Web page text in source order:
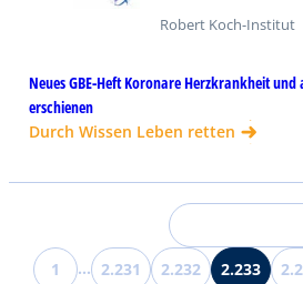
Robert Koch-Institut
Neues GBE-Heft Koronare Herzkrankheit
erschienen
Durch Wissen Leben retten
1 … 2.231 2.232 2.233